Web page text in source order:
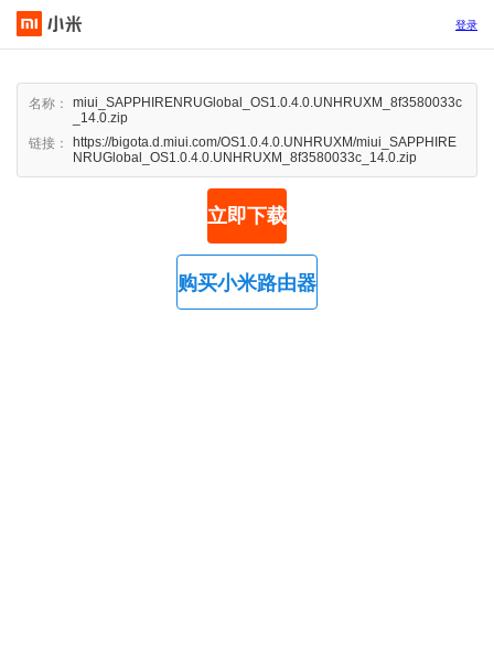
登录
名称：
miui_SAPPHIRENRUGlobal_OS1.0.4.0.UNHRUXM_8f3580033c
_14.0.zip
链接：
https://bigota.d.miui.com/OS1.0.4.0.UNHRUXM/miui_SAPPHIRE
NRUGlobal_OS1.0.4.0.UNHRUXM_8f3580033c_14.0.zip
立即下载
购买小米路由器